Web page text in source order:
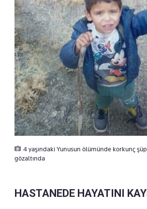
4 yaşındaki Yunusun ölümünde korkunç
gözaltında
HASTANEDE HAYATINI